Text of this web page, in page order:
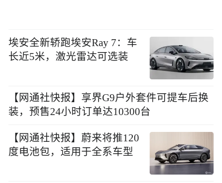
埃安全新轿跑埃安Ray 7：车
长近5米，激光雷达可选装
【网通社快报】享界G9户外套件可提车后换
装，预售24小时订单达10300台
【网通社快报】蔚来将推120
度电池包，适用于全系车型